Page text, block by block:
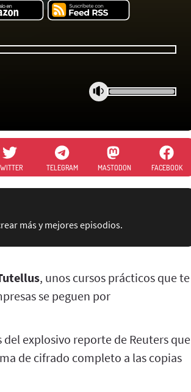
TELEGRAM MASTODON FACEBOOK
más y mejores episodios.
, unos cursos prácticos que te
se peguen por
explosivo reporte de Reuters que
de cifrado completo a las copias